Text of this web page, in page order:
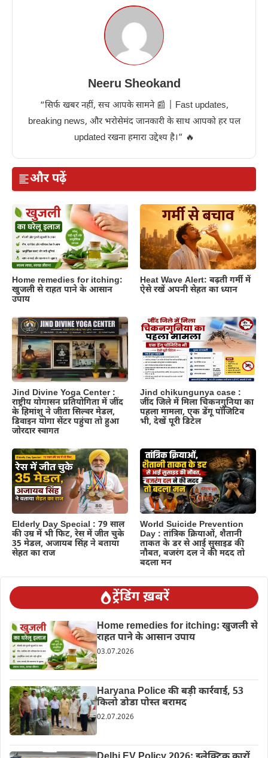
Neeru Sheokand
“सिर्फ खबर नहीं, सच आपके सामने 📰 | Fast updates,
breaking news, और भरोसेमंद जानकारी के साथ आपको हर पल
updated रखना हमारा उद्देश्य है।” 🔥
और पढ़ें
Home remedies for itching:
खुजली से राहत पाने के आसान
उपाय
Heat Wave Alert: बढ़ती गर्मी में
ऐसे रखें अपनी सेहत का ध्यान
Jind Divine Yoga Center :
राष्ट्रीय योगासन प्रतियोगिता में जींद
के हिमांशु ने जीता सिल्वर मेडल,
डिवाइन योगा सेंटर पहुंचा तो हुआ
जोरदार स्वागत
Jind chikungunya case :
जींद जिले में मिला चिकनगुनिया का
पहला मामला, एक डेंगू पॉजिटिव
भी, देखें पूरी डिटेल
Elderly Day Special : 79 साल
की उम्र में भी फिट, रेस में जीत चुके
35 मेडल, अजायब सिंह ने बताया
सेहत का राज
World Suicide Prevention
Day : तांत्रिक क्रियाओं, शैतानी
ताकत के डर से आई सुसाइड की
नौबत, बजरंग दल ने की मदद तो
बदला मन
ट्रेंडिंग ख़बरें
Home remedies for itching: खुजली से
राहत पाने के आसान उपाय
03.07.2026
Haryana Police की बड़ी कार्रवाई, 53
किलो डोडा पोस्त बरामद
02.07.2026